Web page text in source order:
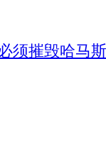
须摧毁哈马